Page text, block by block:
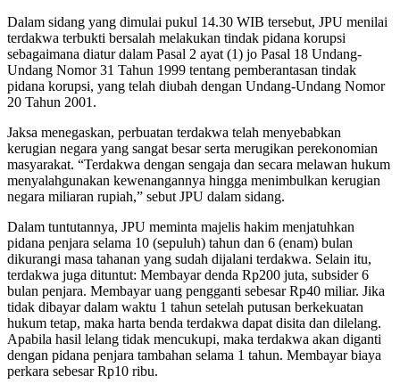
Dalam sidang yang dimulai pukul 14.30 WIB tersebut, JPU menilai
terdakwa terbukti bersalah melakukan tindak pidana korupsi
sebagaimana diatur dalam Pasal 2 ayat (1) jo Pasal 18 Undang-
Undang Nomor 31 Tahun 1999 tentang pemberantasan tindak
pidana korupsi, yang telah diubah dengan Undang-Undang Nomor
20 Tahun 2001.
Jaksa menegaskan, perbuatan terdakwa telah menyebabkan
kerugian negara yang sangat besar serta merugikan perekonomian
masyarakat. “Terdakwa dengan sengaja dan secara melawan hukum
menyalahgunakan kewenangannya hingga menimbulkan kerugian
negara miliaran rupiah,” sebut JPU dalam sidang.
Dalam tuntutannya, JPU meminta majelis hakim menjatuhkan
pidana penjara selama 10 (sepuluh) tahun dan 6 (enam) bulan
dikurangi masa tahanan yang sudah dijalani terdakwa. Selain itu,
terdakwa juga dituntut: Membayar denda Rp200 juta, subsider 6
bulan penjara. Membayar uang pengganti sebesar Rp40 miliar. Jika
tidak dibayar dalam waktu 1 tahun setelah putusan berkekuatan
hukum tetap, maka harta benda terdakwa dapat disita dan dilelang.
Apabila hasil lelang tidak mencukupi, maka terdakwa akan diganti
dengan pidana penjara tambahan selama 1 tahun. Membayar biaya
perkara sebesar Rp10 ribu.